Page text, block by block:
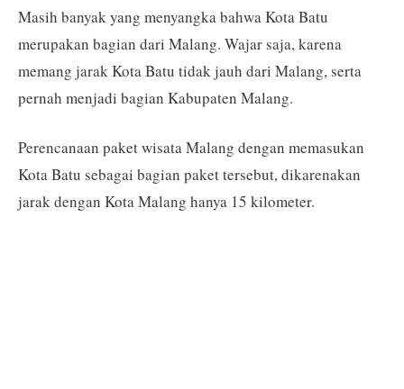
Masih banyak yang menyangka bahwa Kota Batu
merupakan bagian dari Malang. Wajar saja, karena
memang jarak Kota Batu tidak jauh dari Malang, serta
pernah menjadi bagian Kabupaten Malang.
Perencanaan paket wisata Malang dengan memasukan
Kota Batu sebagai bagian paket tersebut, dikarenakan
jarak dengan Kota Malang hanya 15 kilometer.